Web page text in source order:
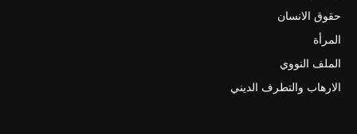
حقوق الانسان
المرأة
الملف النووي
الارهاب والتطرف الديني